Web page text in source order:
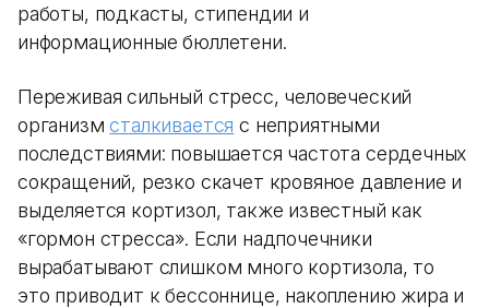
работы, подкасты, стипендии и
информационные бюллетени.
Переживая сильный стресс, человеческий
организмсталкивается с неприятными
последствиями: повышается частота сердечных
сокращений, резко скачет кровяное давление и
выделяется кортизол, также известный как
«гормон стресса». Если надпочечники
вырабатывают слишком много кортизола, то
это приводит к бессоннице, накоплению жира и